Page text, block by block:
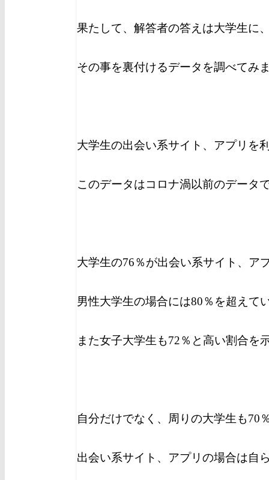
果たして、解答者の答えは大学生に
その事を裏付けるデータを調べてみ
大学生の出会い系サイト、アプリを
このデータはコロナ渦以前のデータ
大学生の76％が出会い系サイト、ア
男性大学生の場合には80％を超えて
また女子大学生も72％と高い割合を
自分だけでなく、周りの大学生も70
出会い系サイト、アプリの場合は自